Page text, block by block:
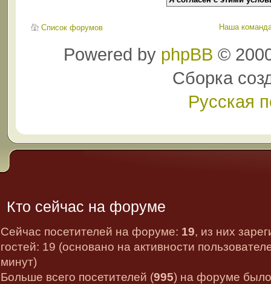
Список форумов Наша
Powered by phpBB ©
Сборка
Русская
Кто сейчас на форуме
Сейчас посетителей на форуме: 19, из них
гостей: 19 (основано на активности
минут)
Больше всего посетителей (995) на форуме